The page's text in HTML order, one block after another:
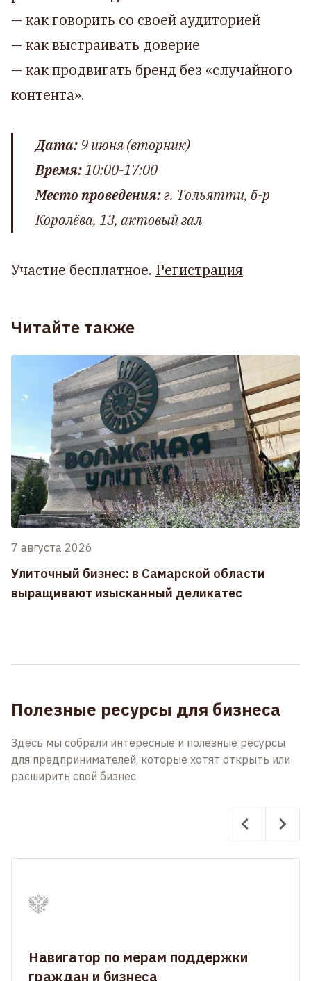
— как говорить со своей аудиторией
— как выстраивать доверие
— как продвигать бренд без «случайного
контента».
Дата:9 июня (вторник)
Время:10:00-17:00
Место проведения:г. Тольятти, б-р
Королёва, 13, актовый зал
Участие бесплатное. Регистрация
Читайте также
7 августа 2026
Улиточный бизнес: в Самарской области
выращивают изысканный деликатес
Полезные ресурсы для бизнеса
Здесь мы собрали интересные и полезные ресурсы
для предпринимателей, которые хотят открыть или
расширить свой бизнес
Навигатор по мерам поддержки
граждан и бизнеса